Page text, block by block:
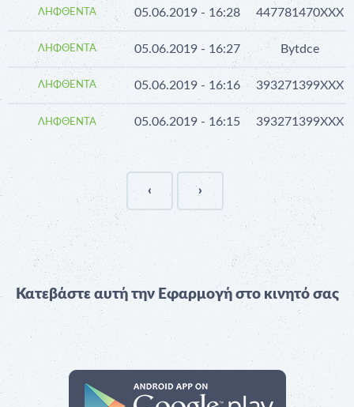
05.06.2019 - 16:28 447781470XXX
05.06.2019 - 16:27 Bytdce
05.06.2019 - 16:16 393271399XXX
05.06.2019 - 16:15 393271399XXX
ΛΗΦΘΈΝΤΑ
ΛΗΦΘΈΝΤΑ
ΛΗΦΘΈΝΤΑ
ΛΗΦΘΈΝΤΑ
‹ ›
Κατεβάστε αυτή την Εφαρμογή στο κινητό σας